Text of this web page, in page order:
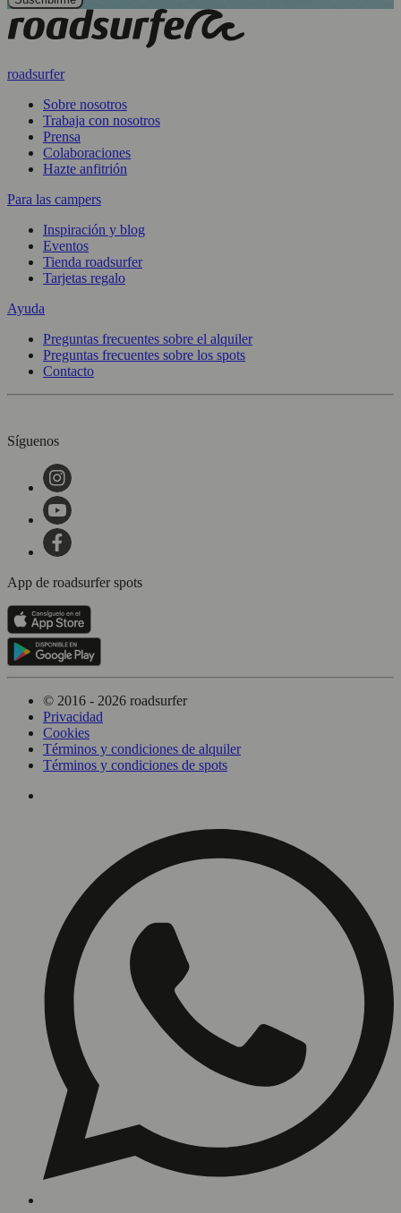
roadsurfer
Sobre nosotros
Trabaja con nosotros
Prensa
Colaboraciones
Hazte anfitrión
Para las campers
Inspiración y blog
Eventos
Tienda roadsurfer
Tarjetas regalo
Ayuda
Preguntas frecuentes sobre el alquiler
Preguntas frecuentes sobre los spots
Contacto
Síguenos
App de roadsurfer spots
© 2016 - 2026 roadsurfer
Privacidad
Cookies
Términos y condiciones de alquiler
Términos y condiciones de spots